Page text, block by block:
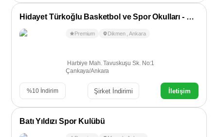
Hidayet Türkoğlu Basketbol ve Spor Okulları - Dikmen
Premium Dikmen ,Ankara
Harbiye Mah. Tavuskuşu Sk. No:1
Çankaya/Ankara
%10 İndirim Şirket İndirimi İletişim
Batı Yıldızı Spor Kulübü